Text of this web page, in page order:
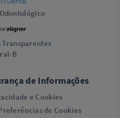
B
de Informações
e Cookies
de Cookies